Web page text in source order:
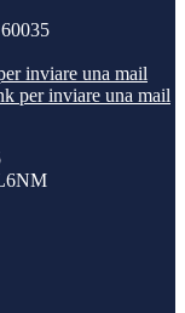
inviare una mail
per inviare una mail